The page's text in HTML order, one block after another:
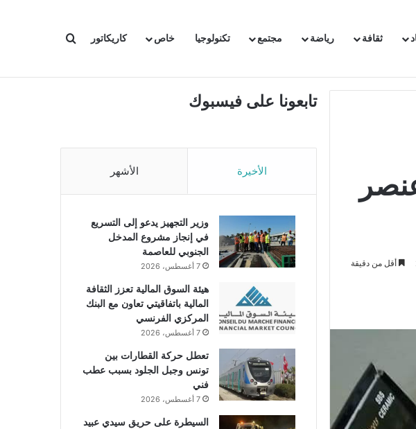
ثقافة رياضة مجتمع تكنولوجيا خاص كاريكاتور بحث عن
!!
أقل من دقيقة
تابعونا على فيسبوك
الأخيرة الأشهر
وزير التجهيز يدعو إلى التسريع
في إنجاز مشروع المدخل
الجنوبي للعاصمة
7 أغسطس، 2026
هيئة السوق المالية تعزز الثقافة
المالية باتفاقيتي تعاون مع البنك
المركزي الفرنسي
7 أغسطس، 2026
تعطل حركة القطارات بين
تونس وجبل الجلود بسبب عطب
فني
7 أغسطس، 2026
السيطرة على حريق سيدي عبيد